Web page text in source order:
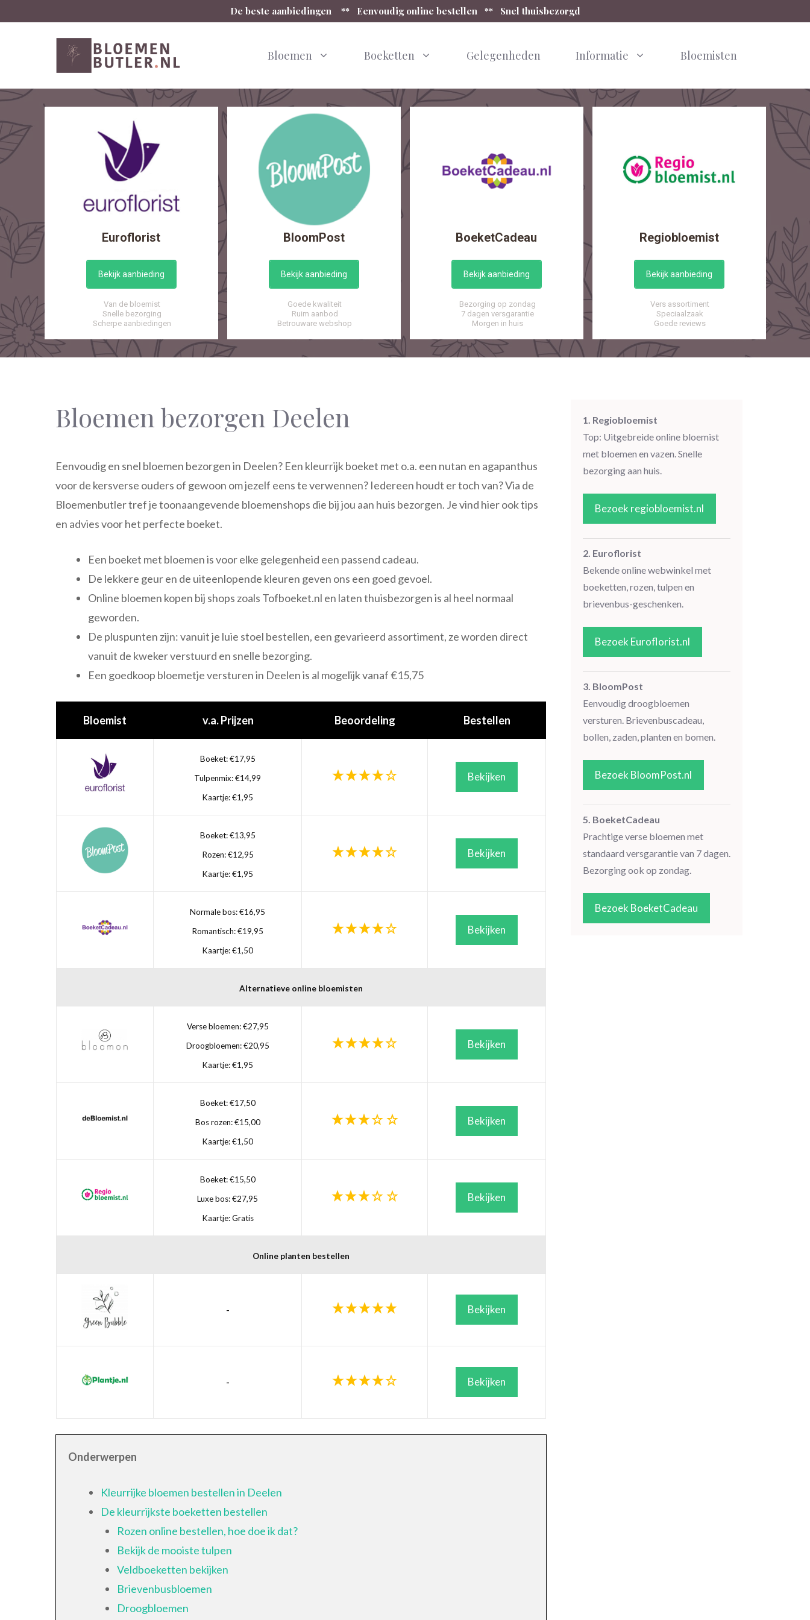
De beste aanbiedingen ** Eenvoudig online bestellen ** Snel thuisbezorgd
Bloemen Boeketten Gelegenheden Informatie Bloemisten
Euroflorist
Bekijk aanbieding
Van de bloemist
Snelle bezorging
Scherpe aanbiedingen
BloomPost
Bekijk aanbieding
Goede kwaliteit
Ruim aanbod
Betrouware webshop
BoeketCadeau
Bekijk aanbieding
Bezorging op zondag
7 dagen versgarantie
Morgen in huis
Regiobloemist
Bekijk aanbieding
Vers assortiment
Speciaalzaak
Goede reviews
Bloemen bezorgen Deelen
Eenvoudig en snel bloemen bezorgen in Deelen? Een kleurrijk boeket met o.a. een nutan en agapanthus
voor de kersverse ouders of gewoon om jezelf eens te verwennen? Iedereen houdt er toch van? Via de
Bloemenbutler tref je toonaangevende bloemenshops die bij jou aan huis bezorgen. Je vind hier ook tips
en advies voor het perfecte boeket.
Een boeket met bloemen is voor elke gelegenheid een passend cadeau.
De lekkere geur en de uiteenlopende kleuren geven ons een goed gevoel.
Online bloemen kopen bij shops zoals Tofboeket.nl en laten thuisbezorgen is al heel normaal
geworden.
De pluspunten zijn: vanuit je luie stoel bestellen, een gevarieerd assortiment, ze worden direct
vanuit de kweker verstuurd en snelle bezorging.
Een goedkoop bloemetje versturen in Deelen is al mogelijk vanaf €15,75
Bloemist v.a. Prijzen Beoordeling Bestellen
Boeket: €17,95
Tulpenmix: €14,99
Kaartje: €1,95
Bekijken
Boeket: €13,95
Rozen: €12,95
Kaartje: €1,95
Bekijken
Normale bos: €16,95
Romantisch: €19,95
Kaartje: €1,50
Bekijken
Alternatieve online bloemisten
Verse bloemen: €27,95
Droogbloemen: €20,95
Kaartje: €1,95
Bekijken
Boeket: €17,50
Bos rozen: €15,00
Kaartje: €1,50
Bekijken
Boeket: €15,50
Luxe bos: €27,95
Kaartje: Gratis
Bekijken
Online planten bestellen
- Bekijken
- Bekijken
Onderwerpen
Kleurrijke bloemen bestellen in Deelen
De kleurrijkste boeketten bestellen
Rozen online bestellen, hoe doe ik dat?
Bekijk de mooiste tulpen
Veldboeketten bekijken
Brievenbusbloemen
Droogbloemen
1. Regiobloemist
Top: Uitgebreide online bloemist
met bloemen en vazen. Snelle
bezorging aan huis.
Bezoek regiobloemist.nl
2. Euroflorist
Bekende online webwinkel met
boeketten, rozen, tulpen en
brievenbus-geschenken.
Bezoek Euroflorist.nl
3. BloomPost
Eenvoudig droogbloemen
versturen. Brievenbuscadeau,
bollen, zaden, planten en bomen.
Bezoek BloomPost.nl
5. BoeketCadeau
Prachtige verse bloemen met
standaard versgarantie van 7 dagen.
Bezorging ook op zondag.
Bezoek BoeketCadeau